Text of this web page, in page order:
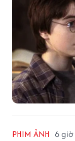
PHIM ẢNH 6